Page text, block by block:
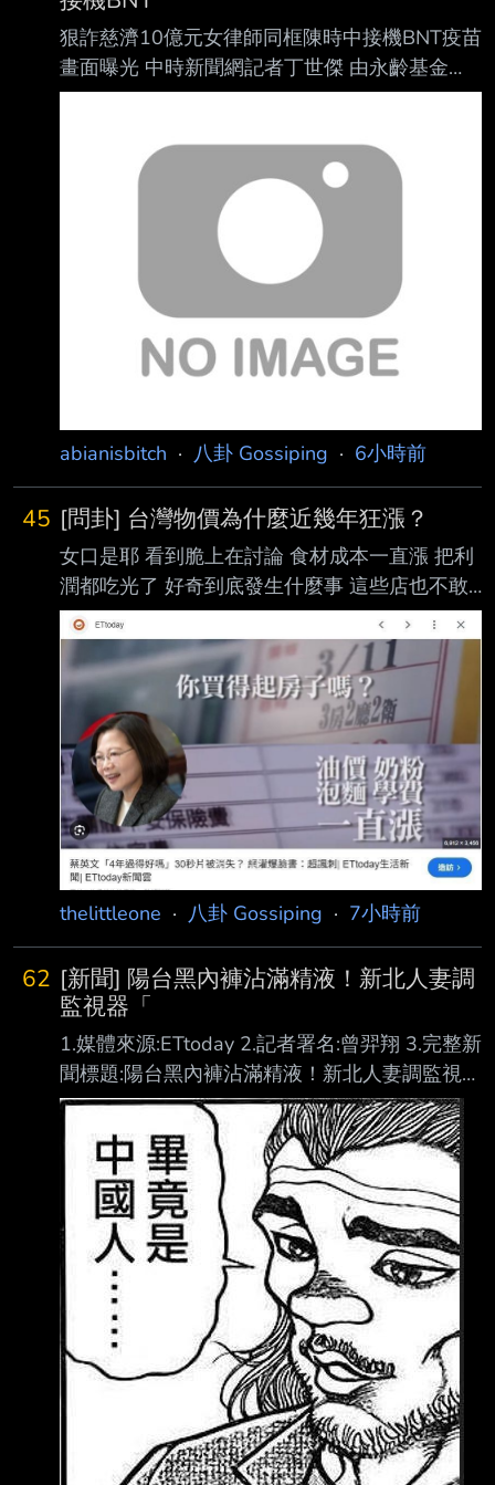
狠詐慈濟10億元女律師同框陳時中接機BNT疫苗
畫面曝光 中時新聞網記者丁世傑 由永齡基金
會、台積電和慈濟等民間單位購買輝瑞BNT疫
晨7時運抵桃園機場。
https://images.chinatimes.com/newsphoto/202
6-08-07/1024/20260807004033.jpg 中央疫
情指揮中心指揮官陳時中（中）、台積電慈善基
金會董事長張淑芬（左四）、慈濟基 金會執行
長顏博文（右四）到場接機，右一為律師陳昱
瑄。（資料照片，陳麒全攝）
abianisbitch · 八卦 Gossiping · 6小時前
45 [問卦] 台灣物價為什麼近幾年狂漲？
女口是耶 看到脆上在討論 食材成本一直漲 把利
潤都吃光了 好奇到底發生什麼事 這些店也不敢
繼續漲價 不然普通上班族薪水也沒漲 到時候生
意狂掉 有沒有物價狂漲的八卦？ --
https://i.imgur.com/edDklnN.gif --
thelittleone · 八卦 Gossiping · 7小時前
62 [新聞] 陽台黑內褲沾滿精液！新北人妻調
監視器「
1.媒體來源:ETtoday 2.記者署名:曾羿翔 3.完整新
聞標題:陽台黑內褲沾滿精液！新北人妻調監視器
「發現兇手」崩潰：竟是他 4.完整新聞內文: 記
者曾羿翔／綜合報導 新北市土城區一名人妻今
年3月間發現，原本晾曬在住家陽台的黑色內褲
疑遭人取走，之 後更沾有大量精液，察覺情況
有異後隨即調閱住家監視器查看，沒想到竟發現
涉事者竟是 同住之「丈夫的爺爺」。女子事後
氣憤報警並提出告訴，全案經新北地檢署偵辦
後，日前 偵查終結。 趁家中無人取走衣物 事
後再掛回原處 綜合媒體報導，檢警調查，涉案
男子與孫媳一同居住在